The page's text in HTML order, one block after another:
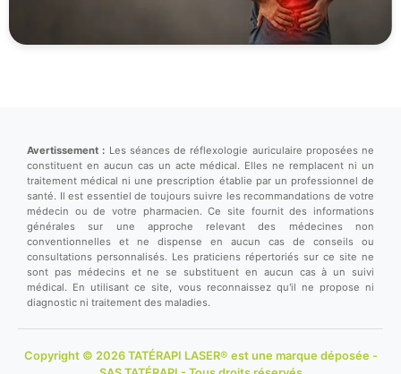
Avertissement : Les séances de réflexologie auriculaire proposées ne
constituent en aucun cas un acte médical. Elles ne remplacent ni un
traitement médical ni une prescription établie par un professionnel de
santé. Il est essentiel de toujours suivre les recommandations de votre
médecin ou de votre pharmacien. Ce site fournit des informations
générales sur une approche relevant des médecines non
conventionnelles et ne dispense en aucun cas de conseils ou
consultations personnalisés. Les praticiens répertoriés sur ce site ne
sont pas médecins et ne se substituent en aucun cas à un suivi
médical. En utilisant ce site, vous reconnaissez qu'il ne propose ni
diagnostic ni traitement des maladies.
Copyright © 2026 TATÉRAPI LASER® est une marque déposée -